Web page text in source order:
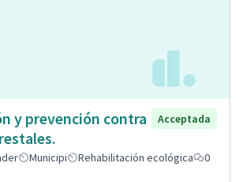
y prevención contra
Acceptada
Municipi Rehabilitación ecológica
0